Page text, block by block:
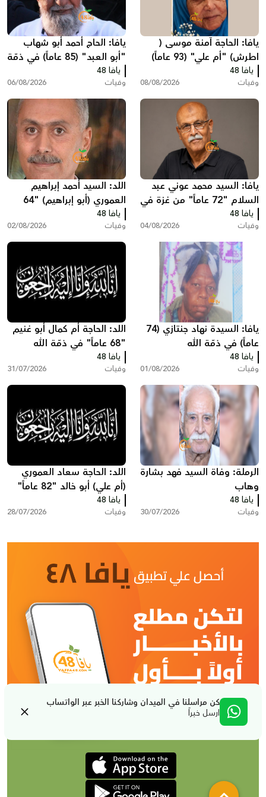
كن مراسلنا في الميدان وشاركنا الخبر عبر الواتساب
ارسل خبراً
يافا: الحاجة آمنة موسى (
اطرش) "أم علي" (93 عاماً)
في ذمة الله
يافا 48
وفيات 08/08/2026
يافا: الحاج أحمد أبو شهاب
"أبو العبد" (85 عاماً) في ذمّة
الله
يافا 48
وفيات 06/08/2026
يافا: السيد محمد عوني عبد
السلام "72 عاماً" من غزة في
ذمّة الله
يافا 48
وفيات 04/08/2026
اللد: السيد أحمد إبراهيم
العموري (أبو إبراهيم) "64
عاماً" في ذمّة الله
يافا 48
وفيات 02/08/2026
يافا: السيدة نهاد جنتازي (74
عاماً) في ذمّة الله
يافا 48
وفيات 01/08/2026
اللد: الحاجة أم كمال أبو غنيم
"68 عاماً" في ذمّة الله
يافا 48
وفيات 31/07/2026
الرملة: وفاة السيد فهد بشارة
وهاب
يافا 48
وفيات 30/07/2026
اللد: الحاجة سعاد العموري
(أم علي) أبو خالد "82 عاماً"
في ذمّة الله
يافا 48
وفيات 28/07/2026